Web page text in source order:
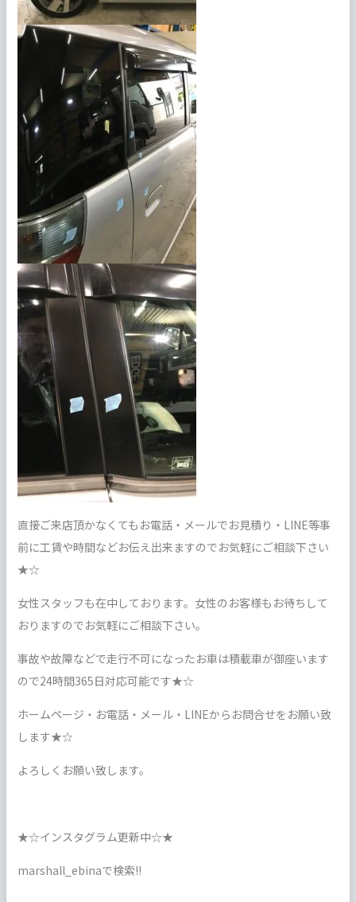
直接ご来店頂かなくてもお電話・メールでお見積り・LINE等事
前に工賃や時間などお伝え出来ますのでお気軽にご相談下さい
★☆
女性スタッフも在中しております。女性のお客様もお待ちして
おりますのでお気軽にご相談下さい。
事故や故障などで走行不可になったお車は積載車が御座います
ので24時間365日対応可能です★☆
ホームページ・お電話・メール・LINEからお問合せをお願い致
します★☆
よろしくお願い致します。
★☆インスタグラム更新中☆★
marshall_ebinaで検索!!